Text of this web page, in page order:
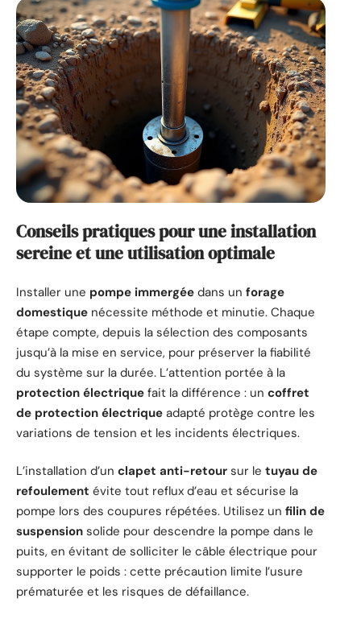
Conseils pratiques pour une installation
sereine et une utilisation optimale
Installer une pompe immergée dans un forage
domestique nécessite méthode et minutie. Chaque
étape compte, depuis la sélection des composants
jusqu’à la mise en service, pour préserver la fiabilité
du système sur la durée. L’attention portée à la
protection électrique fait la différence : un coffret
de protection électrique adapté protège contre les
variations de tension et les incidents électriques.
L’installation d’un clapet anti-retour sur le tuyau de
refoulement évite tout reflux d’eau et sécurise la
pompe lors des coupures répétées. Utilisez un filin de
suspension solide pour descendre la pompe dans le
puits, en évitant de solliciter le câble électrique pour
supporter le poids : cette précaution limite l’usure
prématurée et les risques de défaillance.